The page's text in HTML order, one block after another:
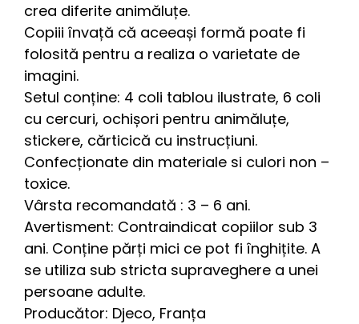
crea diferite animăluțe.
Copiii învață că aceeași formă poate fi
folosită pentru a realiza o varietate de
imagini.
Setul conține: 4 coli tablou ilustrate, 6 coli
cu cercuri, ochișori pentru animăluțe,
stickere, cărticică cu instrucțiuni.
Confecționate din materiale si culori non –
toxice.
Vârsta recomandată : 3 – 6 ani.
Avertisment: Contraindicat copiilor sub 3
ani. Conține părți mici ce pot fi înghițite. A
se utiliza sub stricta supraveghere a unei
persoane adulte.
Producător: Djeco, Franța